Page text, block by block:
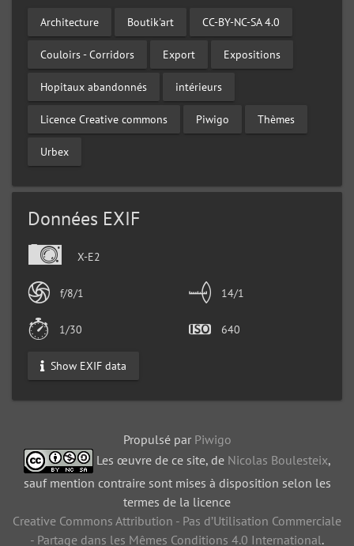
Architecture Boutik'art CC-BY-NC-SA 4.0
Couloirs - Corridors Export Expositions
Hopitaux abandonnés intérieurs
Licence Creative commons Piwigo Thèmes
Urbex
Données EXIF
X-E2
f/8/1 14/1
1/30 640
Show EXIF data
Propulsé par Piwigo
Les œuvre de ce site, de Nicolas Boulesteix,
sauf mention contraire sont mises à disposition selon les
termes de la licence
Creative Commons Attribution - Pas d’Utilisation Commerciale
- Partage dans les Mêmes Conditions 4.0 International.